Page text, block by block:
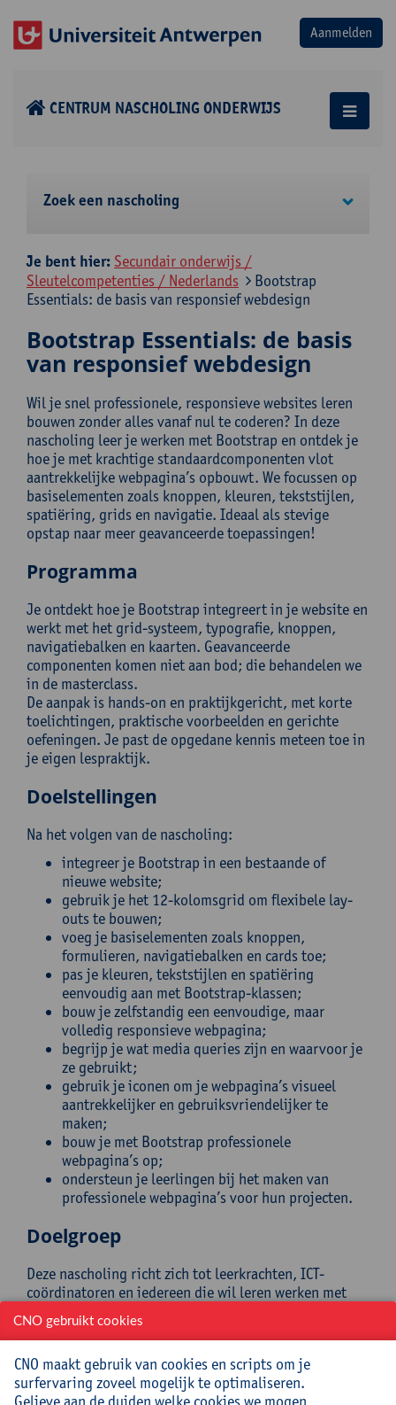
CENTRUM NASCHOLING ONDERWIJS
Zoek een nascholing
Je bent hier: Secundair onderwijs /
Sleutelcompetenties / Nederlands
Bootstrap
Essentials: de basis van responsief webdesign
Bootstrap Essentials: de basis
van responsief webdesign
Wil je snel professionele, responsieve websites leren
bouwen zonder alles vanaf nul te coderen? In deze
nascholing leer je werken met Bootstrap en ontdek je
hoe je met krachtige standaardcomponenten vlot
aantrekkelijke webpagina’s opbouwt. We focussen op
basiselementen zoals knoppen, kleuren, tekststijlen,
spatiëring, grids en navigatie. Ideaal als stevige
opstap naar meer geavanceerde toepassingen!
Programma
Je ontdekt hoe je Bootstrap integreert in je website en
werkt met het grid-systeem, typografie, knoppen,
navigatiebalken en kaarten. Geavanceerde
componenten komen niet aan bod; die behandelen we
in de masterclass.
De aanpak is hands-on en praktijkgericht, met korte
toelichtingen, praktische voorbeelden en gerichte
oefeningen. Je past de opgedane kennis meteen toe in
je eigen lespraktijk.
Doelstellingen
Na het volgen van de nascholing:
integreer je Bootstrap in een bestaande of
nieuwe website;
gebruik je het 12-kolomsgrid om flexibele lay-
outs te bouwen;
voeg je basiselementen zoals knoppen,
formulieren, navigatiebalken en cards toe;
pas je kleuren, tekststijlen en spatiëring
eenvoudig aan met Bootstrap-klassen;
bouw je zelfstandig een eenvoudige, maar
volledig responsieve webpagina;
begrijp je wat media queries zijn en waarvoor je
ze gebruikt;
gebruik je iconen om je webpagina’s visueel
aantrekkelijker en gebruiksvriendelijker te
maken;
bouw je met Bootstrap professionele
webpagina’s op;
ondersteun je leerlingen bij het maken van
professionele webpagina’s voor hun projecten.
Doelgroep
Deze nascholing richt zich tot leerkrachten, ICT-
coördinatoren en iedereen die wil leren werken met
aanbevolen, maar niet strikt noodzakelijk.
CSS Essentials te volgen.
CNO gebruikt cookies
CNO maakt gebruik van cookies en scripts om je
surfervaring zoveel mogelijk te optimaliseren.
Gelieve aan de duiden welke cookies we mogen